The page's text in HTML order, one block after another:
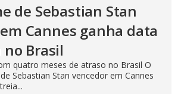
de Sebastian Stan
Cannes ganha data
Brasil
quatro meses de atraso no Brasil O
Sebastian Stan vencedor em Cannes